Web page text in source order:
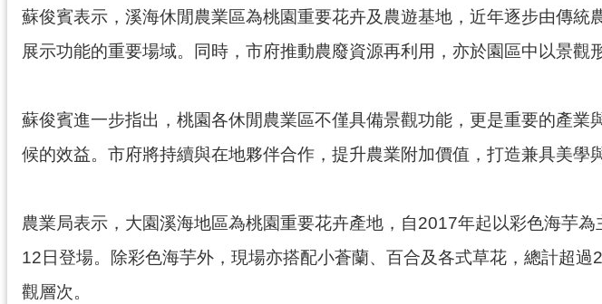
蘇俊賓表示，溪海休閒農業區為桃園重要花卉及農遊基地，近年逐步由傳
展示功能的重要場域。同時，市府推動農廢資源再利用，亦於園區中以景觀
蘇俊賓進一步指出，桃園各休閒農業區不僅具備景觀功能，更是重要的產
候的效益。市府將持續與在地夥伴合作，提升農業附加價值，打造兼具美學
農業局表示，大園溪海地區為桃園重要花卉產地，自2017年起以彩色海芋
12日登場。除彩色海芋外，現場亦搭配小蒼蘭、百合及各式草花，總計超
觀層次。